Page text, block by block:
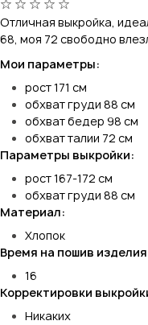
Отличная выкройка,
68, моя 72 свободно
Мои параметры:
рост 171 см
обхват груди 88 см
обхват бедер 98 см
обхват талии 72 см
Параметры выкройки:
рост 167-172 см
обхват груди 88 см
Материал:
Хлопок
Время на пошив
16
Корректировки
Никаких